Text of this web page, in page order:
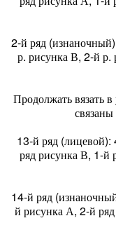
2-й ряд
р. рисунка В, 2-й
Продолжать вязать
13-й ряд
ряд рисунка В, 1-й
14-й ряд
й рисунка А, 2-й